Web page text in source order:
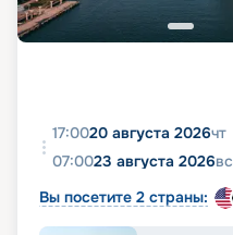
17:0020 августа 2026чт
07:0023 августа 2026вс
Вы посетите 2 страны: